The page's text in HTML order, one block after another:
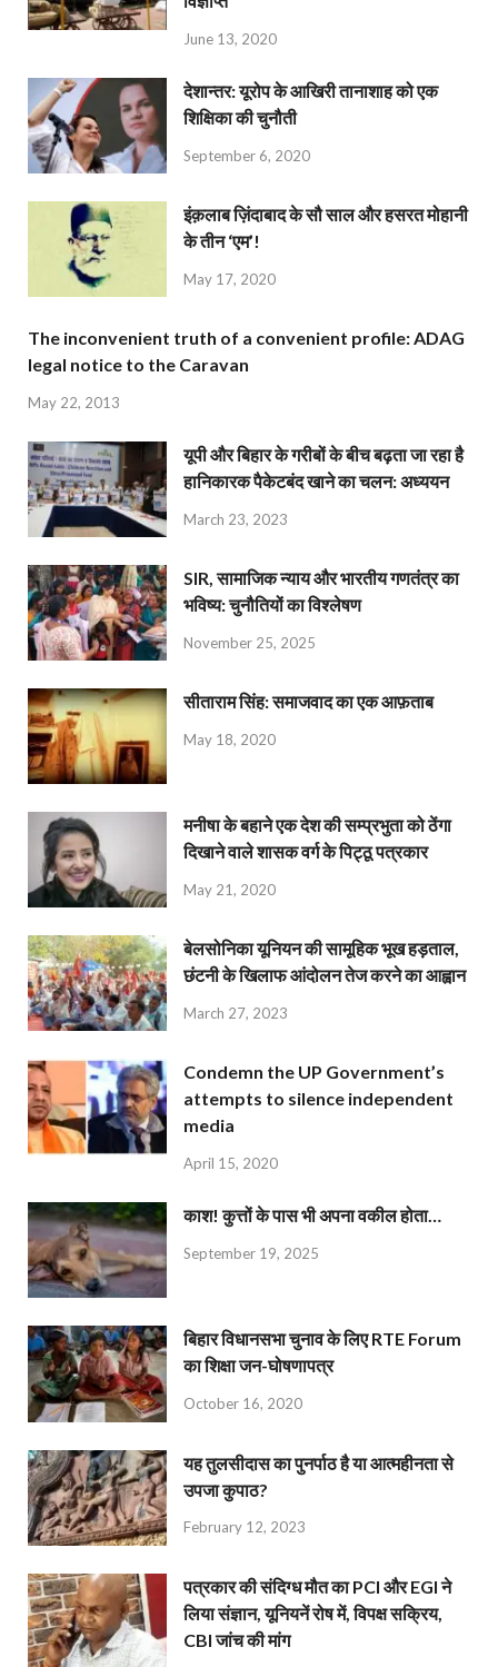
June 13, 2020
देशान्‍तर: यूरोप के आखिरी तानाशाह को एक
शिक्षिका की चुनौती
September 6, 2020
इंक़लाब ज़िंदाबाद के सौ साल और हसरत मोहानी
के तीन ‘एम’!
May 17, 2020
The inconvenient truth of a convenient profile: ADAG
legal notice to the Caravan
May 22, 2013
यूपी और बिहार के गरीबों के बीच बढ़ता जा रहा है
हानिकारक पैकेटबंद खाने का चलन: अध्ययन
March 23, 2023
SIR, सामाजिक न्याय और भारतीय गणतंत्र का
भविष्य: चुनौतियों का विश्लेषण
November 25, 2025
सीताराम सिंह: समाजवाद का एक आफ़ताब
May 18, 2020
मनीषा के बहाने एक देश की सम्प्रभुता को ठेंगा
दिखाने वाले शासक वर्ग के पिट्ठू पत्रकार
May 21, 2020
बेलसोनिका यूनियन की सामूहिक भूख हड़ताल,
छंटनी के खिलाफ आंदोलन तेज करने का आह्वान
March 27, 2023
Condemn the UP Government’s
attempts to silence independent
media
April 15, 2020
काश! कुत्तों के पास भी अपना वकील होता…
September 19, 2025
बिहार विधानसभा चुनाव के लिए RTE Forum
का शिक्षा जन-घोषणापत्र
October 16, 2020
यह तुलसीदास का पुनर्पाठ है या आत्महीनता से
उपजा कुपाठ?
February 12, 2023
पत्रकार की संदिग्ध मौत का PCI और EGI ने
लिया संज्ञान, यूनियनें रोष में, विपक्ष सक्रिय,
CBI जांच की मांग